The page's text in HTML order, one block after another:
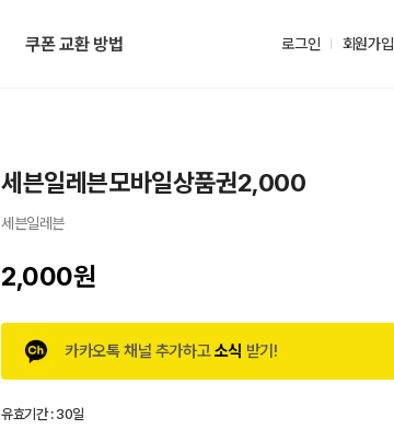
쿠폰 교환 방법 로그인 회원가입
세븐일레븐모바일상품권2,000
세븐일레븐
2,000원
카카오톡 채널 추가하고소식 받기!
유효기간 :30일